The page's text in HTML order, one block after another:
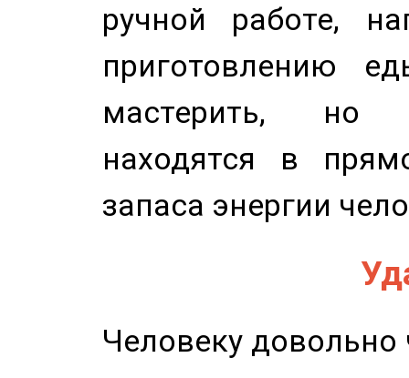
ручной работе,
приготовлению
мастерить, но
находятся в
запаса энергии
Человеку довольно